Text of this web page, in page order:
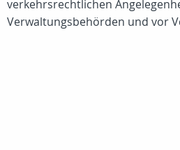
verkehrsrechtlichen
Verwaltungsbehörden und vor